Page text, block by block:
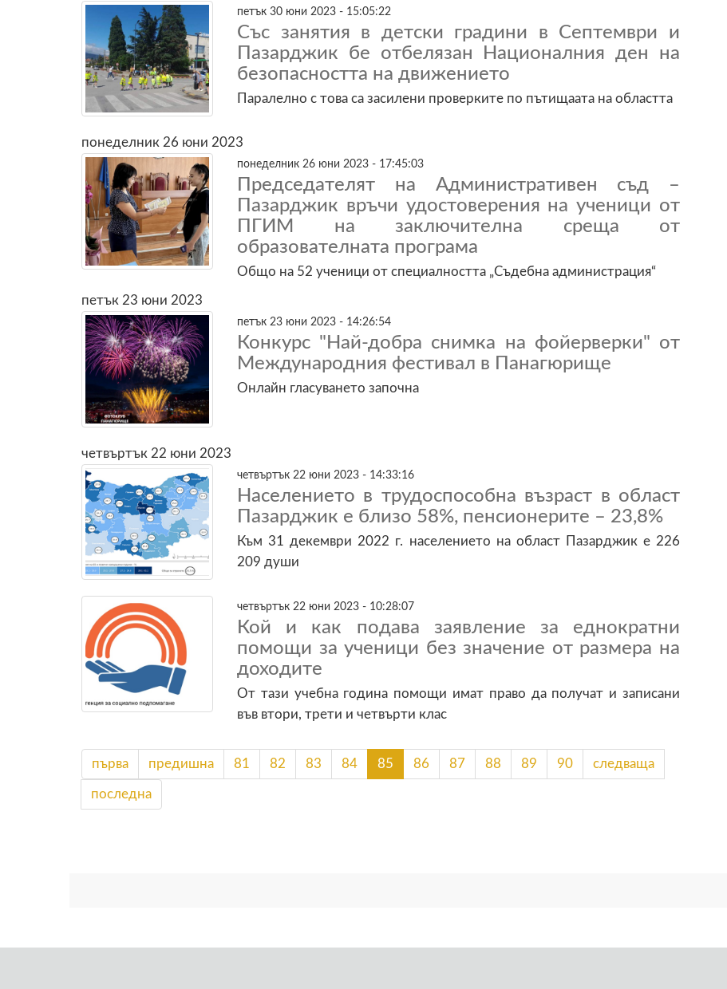
петък 30 юни 2023 - 15:05:22
Със занятия в детски градини в Септември и
Пазарджик бе отбелязан Националния ден на
безопасността на движението
Паралелно с това са засилени проверките по пътищаата на областта
понеделник 26 юни 2023
понеделник 26 юни 2023 - 17:45:03
Председателят на Административен съд –
Пазарджик връчи удостоверения на ученици от
ПГИМ на заключителна среща от
образователната програма
Общо на 52 ученици от специалността „Съдебна администрация“
петък 23 юни 2023
петък 23 юни 2023 - 14:26:54
Конкурс "Най-добра снимка на фойерверки" от
Международния фестивал в Панагюрище
Онлайн гласуването започна
четвъртък 22 юни 2023
четвъртък 22 юни 2023 - 14:33:16
Населението в трудоспособна възраст в област
Пазарджик е близо 58%, пенсионерите – 23,8%
Към 31 декември 2022 г. населението на област Пазарджик е 226
209 души
четвъртък 22 юни 2023 - 10:28:07
Кой и как подава заявление за еднократни
помощи за ученици без значение от размера на
доходите
От тази учебна година помощи имат право да получат и записани
във втори, трети и четвърти клас
първа предишна 81 82 83 84 85 86 87 88 89 90 следваща
последна